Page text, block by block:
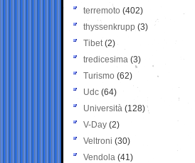
terremoto (402)
thyssenkrupp (3)
Tibet(2)
tredicesima (3)
Turismo (62)
Udc (64)
Università (128)
V-Day (2)
Veltroni (30)
Vendola (41)